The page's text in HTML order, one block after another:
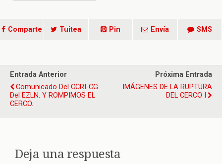
Comparte Tuitea Pin Envía SMS
Entrada Anterior
Comunicado Del CCRI-CG
Del EZLN. Y ROMPIMOS EL
CERCO.
Próxima Entrada
IMÁGENES DE LA RUPTURA
DEL CERCO I
Deja una respuesta